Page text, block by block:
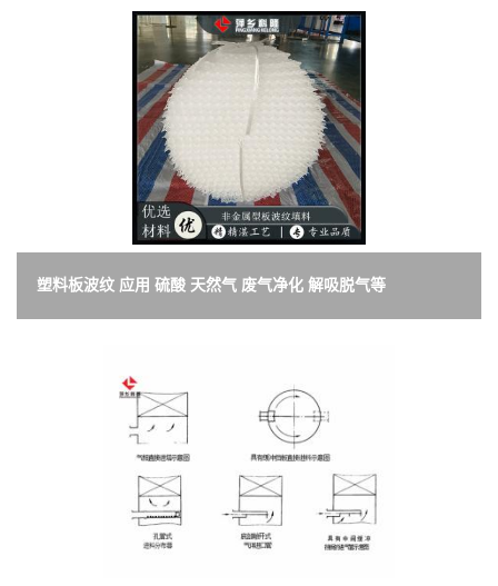
塑料板波纹 应用 硫酸 天然气 废气净化 解吸脱气等